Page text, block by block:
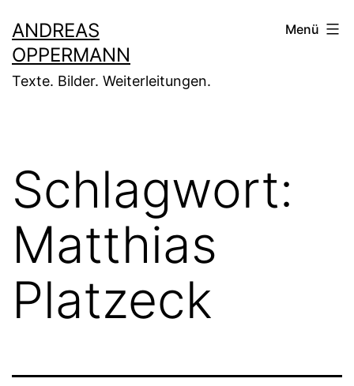
Inhalt
springen
ANDREAS
OPPERMANN
Texte. Bilder. Weiterleitungen.
Menü
Schlagwort:
Matthias
Platzeck